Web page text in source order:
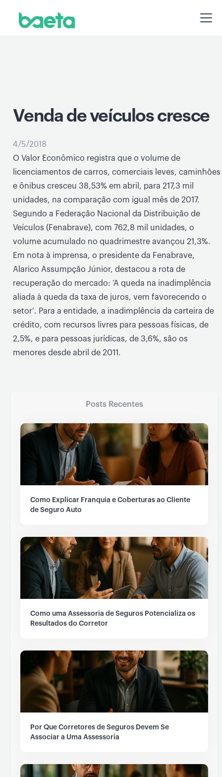
Venda de veículos cresce
4/5/2018
O Valor Econômico registra que o volume de
licenciamentos de carros, comerciais leves, caminhões
e ônibus cresceu 38,53% em abril, para 217,3 mil
unidades, na comparação com igual mês de 2017.
Segundo a Federação Nacional da Distribuição de
Veículos (Fenabrave), com 762,8 mil unidades, o
volume acumulado no quadrimestre avançou 21,3%.
Em nota à imprensa, o presidente da Fenabrave,
Alarico Assumpção Júnior, destacou a rota de
recuperação do mercado: ‘A queda na inadimplência
aliada à queda da taxa de juros, vem favorecendo o
setor’. Para a entidade, a inadimplência da carteira de
crédito, com recursos livres para pessoas físicas, de
2,5%, e para pessoas jurídicas, de 3,6%, são os
menores desde abril de 2011.
Posts Recentes
Como Explicar Franquia e Coberturas ao Cliente
de Seguro Auto
Como uma Assessoria de Seguros Potencializa os
Resultados do Corretor
Por Que Corretores de Seguros Devem Se
Associar a Uma Assessoria